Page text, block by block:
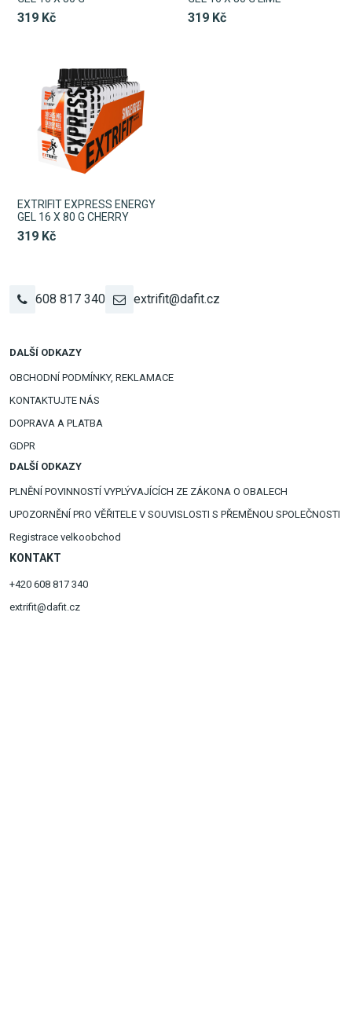
319 Kč 319 Kč
EXTRIFIT EXPRESS ENERGY
GEL 16 X 80 G CHERRY
319 Kč
608 817 340 extrifit@dafit.cz
DALŠÍ ODKAZY
OBCHODNÍ PODMÍNKY, REKLAMACE
KONTAKTUJTE NÁS
DOPRAVA A PLATBA
GDPR
DALŠÍ ODKAZY
PLNĚNÍ POVINNOSTÍ VYPLÝVAJÍCÍCH ZE ZÁKONA O OBALECH
UPOZORNĚNÍ PRO VĚŘITELE V SOUVISLOSTI S PŘEMĚNOU SPOLEČNOSTI
Registrace velkoobchod
KONTAKT
+420 608 817 340
extrifit@dafit.cz